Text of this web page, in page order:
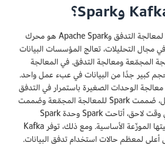
Apache Kafka هو محرك لمعالجة التدفق وApache Spark هو محرك
مجال التحليلات، تعالج المؤسسات البيانات
المجمّعة ومعالجة التدفق. في المعالجة
كبير جدًا من البيانات في عبء عمل واحد.
الوحدات الصغيرة باستمرار في التدفق
في الوقت الفعلي. في الأصل، صُممت Spark للمعالجة المجمّعة وصُممت
Kafka لمعالجة التدفق. في وقت لاحق، أتاحت Spark وحدة Spark
Streaming كإضافة إلى بنيتها الموزّعة الأساسية. ومع ذلك، توفر Kafka
لمعظم حالات استخدام تدفق البيانات.